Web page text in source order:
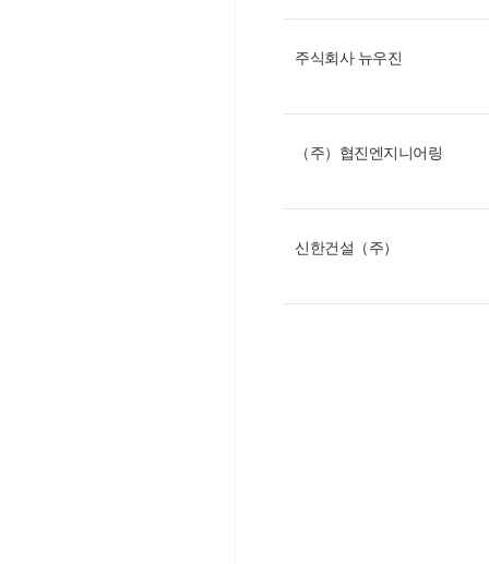
주식회사 뉴우진
（주）협진엔지니어링
신한건설（주）